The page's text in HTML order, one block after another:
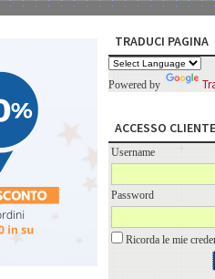
TRADUCI PAGINA
Powered by
ACCESSO CLIENTE
Username
Password
Ricorda le mie